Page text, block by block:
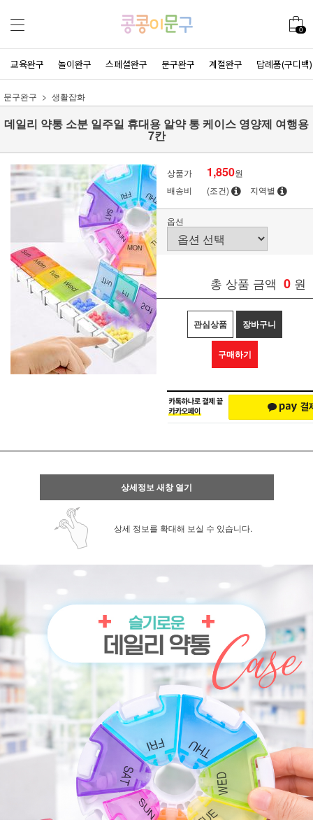
0
교육완구 놀이완구 스페셜완구 문구완구 계절완구 답례품(구디백)
문구완구 생활잡화
데일리 약통 소분 일주일 휴대용 알약 통 케이스 영양제 여행용
7칸
상품가 1,850원
배송비
(조건) 지역별
옵션
총 상품 금액 0 원
관심상품 장바구니
구매하기
상세정보 새창 열기
상세 정보를 확대해 보실 수 있습니다.